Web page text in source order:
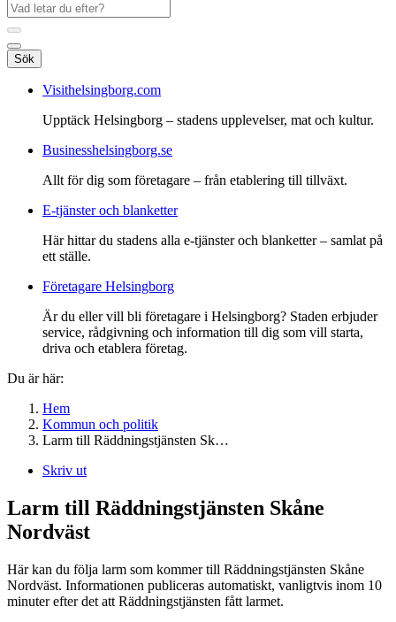
Sök
Visithelsingborg.com
Upptäck Helsingborg – stadens upplevelser, mat och kultur.
Businesshelsingborg.se
Allt för dig som företagare – från etablering till tillväxt.
E-tjänster och blanketter
Här hittar du stadens alla e-tjänster och blanketter – samlat på
ett ställe.
Företagare Helsingborg
Är du eller vill bli företagare i Helsingborg? Staden erbjuder
service, rådgivning och information till dig som vill starta,
driva och etablera företag.
Du är här:
Hem
Kommun och politik
Larm till Räddningstjänsten Sk…
Skriv ut
Larm till Räddningstjänsten Skåne
Nordväst
Här kan du följa larm som kommer till Räddningstjänsten Skåne
Nordväst. Informationen publiceras automatiskt, vanligtvis inom 10
minuter efter det att Räddningstjänsten fått larmet.